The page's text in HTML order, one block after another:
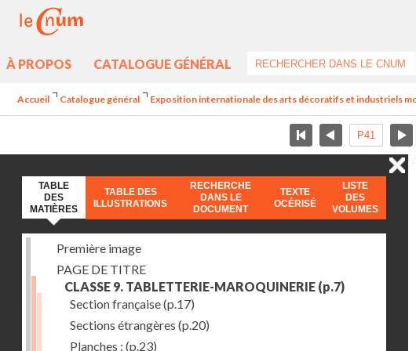
À PROPOS CATALOGUE GÉNÉRAL
Accueil Catalogue général Exposition internationale des arts décoratifs et industriels
TABLE
DES
MATIÈRES
TABLE DES
ILLUSTRATIONS
RECHERCHE
DANS LE
DOCUMENT
TEXTE
OCÉRISÉ
LISTE
DES
VOLUMES
Première image
PAGE DE TITRE
CLASSE 9. TABLETTERIE-MAROQUINERIE (p.7)
Section française(p.17)
Sections étrangères (p.20)
Planches : (p.23)